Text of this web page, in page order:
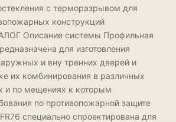
с терморазрывом для
конструкций
Описание системы Профильная
для изготовления
и вну тренних дверей и
их комбинирования в различных
и по мещениях к которым
по противопожарной защите
специально спроектирована для